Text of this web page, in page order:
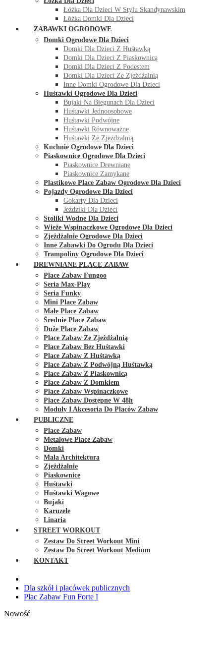
Łóżka Dla Dzieci W Stylu Skandynawskim
Łóżka Domki Dla Dzieci
ZABAWKI OGRODOWE
Domki Ogrodowe Dla Dzieci
Domki Dla Dzieci Z Huśtawką
Domki Dla Dzieci Z Piaskownicą
Domki Dla Dzieci Z Podestem
Domki Dla Dzieci Ze Zjeżdżalnią
Inne Domki Ogrodowe Dla Dzieci
Huśtawki Ogrodowe Dla Dzieci
Bujaki Na Biegunach Dla Dzieci
Huśtawki Jednoosobowe
Huśtawki Podwójne
Huśtawki Równoważne
Huśtawki Ze Zjeżdżalnią
Kuchnie Ogrodowe Dla Dzieci
Piaskownice Ogrodowe Dla Dzieci
Piaskownice Drewniane
Piaskownice Zamykane
Plastikowe Place Zabaw Ogrodowe Dla Dzieci
Pojazdy Ogrodowe Dla Dzieci
Gokarty Dla Dzieci
Jeździki Dla Dzieci
Stoliki Wodne Dla Dzieci
Wieże Wspinaczkowe Ogrodowe Dla Dzieci
Zjeżdżalnie Ogrodowe Dla Dzieci
Inne Zabawki Do Ogrodu Dla Dzieci
Trampoliny Ogrodowe Dla Dzieci
DREWNIANE PLACE ZABAW
Place Zabaw Fungoo
Seria Max-Play
Seria Funky
Mini Place Zabaw
Małe Place Zabaw
Średnie Place Zabaw
Duże Place Zabaw
Place Zabaw Ze Zjeżdżalnią
Place Zabaw Bez Huśtawki
Place Zabaw Z Huśtawką
Place Zabaw Z Podwójną Huśtawką
Place Zabaw Z Piaskownicą
Place Zabaw Z Domkiem
Place Zabaw Wspinaczkowe
Place Zabaw Dostępne W 48h
Moduły I Akcesoria Do Placów Zabaw
PUBLICZNE
Place Zabaw
Metalowe Place Zabaw
Domki
Mała Architektura
Zjeżdżalnie
Piaskownice
Huśtawki
Huśtawki Wagowe
Bujaki
Karuzele
Linaria
STREET WORKOUT
Zestaw Do Street Workout Mini
Zestaw Do Street Workout Medium
KONTAKT
Dla szkół i placówek publicznych
Plac Zabaw Fun Forte I
Nowość